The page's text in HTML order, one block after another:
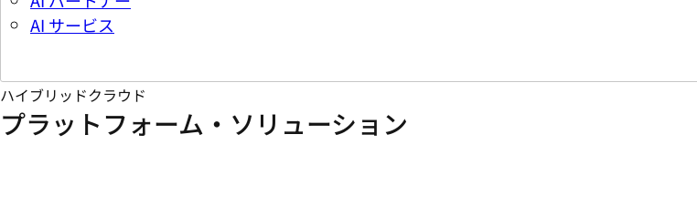
AI サービス
ハイブリッドクラウド
プラットフォーム・ソリューション